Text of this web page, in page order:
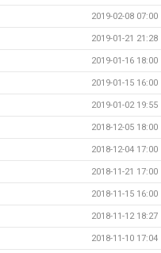
2019-02-08 07:00
2019-01-21 21:28
2019-01-16 18:00
2019-01-15 16:00
2019-01-02 19:55
2018-12-05 18:00
2018-12-04 17:00
2018-11-21 17:00
2018-11-15 16:00
2018-11-12 18:27
2018-11-10 17:04